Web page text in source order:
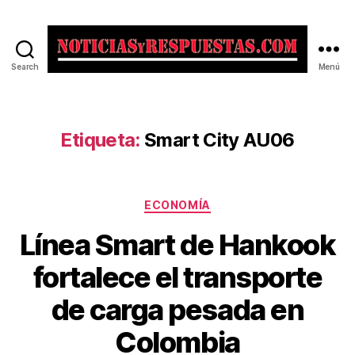
Search Menú
Etiqueta: Smart City AU06
Categorías
ECONOMÍA
Línea Smart de Hankook
fortalece el transporte
de carga pesada en
Colombia